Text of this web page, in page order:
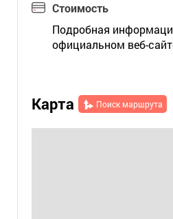
Стоимость
Подробная
официальном веб-
Карта Поиск маршрута